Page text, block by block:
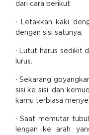
dari cara berikut:
·
Letakkan kaki
dengan sisi satunya.
· Lutut harus sedikit
lurus.
· Sekarang
sisi ke sisi, dan
kamu terbiasa
· Saat memutar
lengan ke arah